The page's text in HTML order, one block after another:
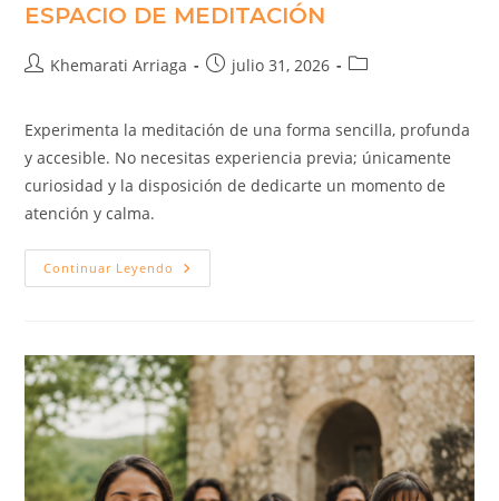
ESPACIO DE MEDITACIÓN
Khemarati Arriaga julio 31, 2026
Experimenta la meditación de una forma sencilla, profunda
y accesible. No necesitas experiencia previa; únicamente
curiosidad y la disposición de dedicarte un momento de
atención y calma.
Continuar Leyendo